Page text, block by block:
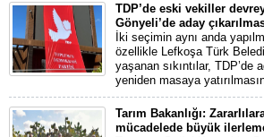
TDP’de eski vekiller
Gönyeli’de aday
İki seçimin aynı anda
özellikle Lefkoşa Türk
yaşanan sıkıntılar, TDP’de
yeniden masaya
Tarım Bakanlığı:
mücadelede büyük